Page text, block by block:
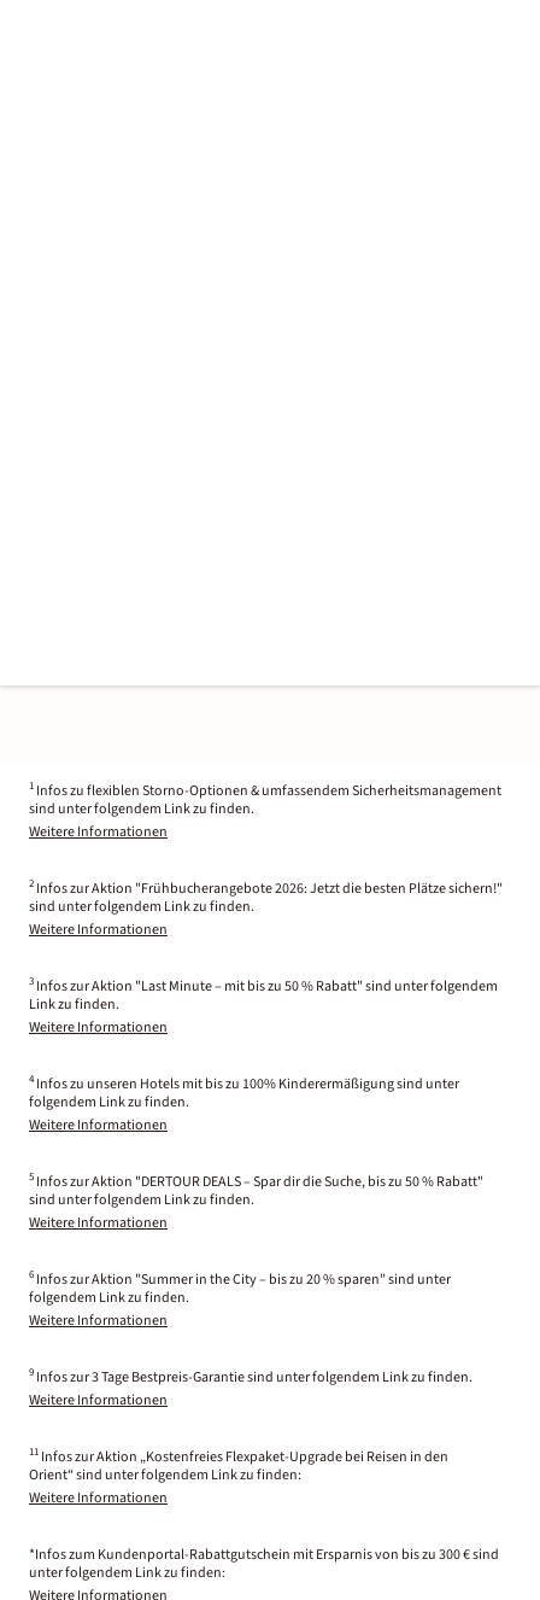
1 Infos zu flexiblen Storno-Optionen & umfassendem Sicherheitsmanagement
sind unter folgendem Link zu finden.
Weitere Informationen
2 Infos zur Aktion "Frühbucherangebote 2026: Jetzt die besten Plätze sichern!"
sind unter folgendem Link zu finden.
Weitere Informationen
3 Infos zur Aktion "Last Minute – mit bis zu 50 % Rabatt" sind unter folgendem
Link zu finden.
Weitere Informationen
4 Infos zu unseren Hotels mit bis zu 100% Kinderermäßigung sind unter
folgendem Link zu finden.
Weitere Informationen
5 Infos zur Aktion "DERTOUR DEALS – Spar dir die Suche, bis zu 50 % Rabatt"
sind unter folgendem Link zu finden.
Weitere Informationen
6 Infos zur Aktion "Summer in the City – bis zu 20 % sparen" sind unter
folgendem Link zu finden.
Weitere Informationen
9 Infos zur 3 Tage Bestpreis-Garantie sind unter folgendem Link zu finden.
Weitere Informationen
11 Infos zur Aktion „Kostenfreies Flexpaket-Upgrade bei Reisen in den
Orient“ sind unter folgendem Link zu finden:
Weitere Informationen
*Infos zum Kundenportal-Rabattgutschein mit Ersparnis von bis zu 300 € sind
unter folgendem Link zu finden:
Weitere Informationen